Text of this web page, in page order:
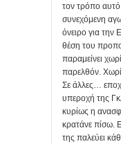
τον τρόπο
συνεχόμενη
όνειρο για την
θέση του
παραμείνει
παρελθόν.
Σε άλλες…
υπεροχή της
κυρίως η
κρατάνε πίσω.
της παλεύει